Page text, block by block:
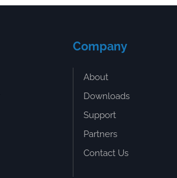
Company
About
Downloads
Support
Partners
Contact Us